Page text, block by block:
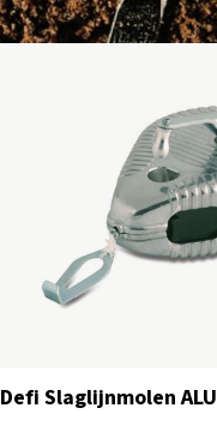
Defi Slaglijnmolen ALU